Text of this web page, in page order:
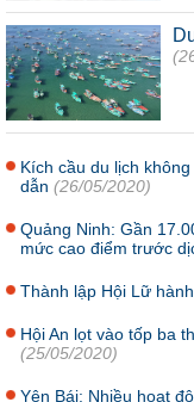
Kích cầu du lịch
dẫn (26/05/2020)
Quảng Ninh: Gần
mức cao điểm trước
Thành lập Hội Lữ
Hội An lọt vào tốp ba
(25/05/2020)
Yên Bái: Nhiều hoạt